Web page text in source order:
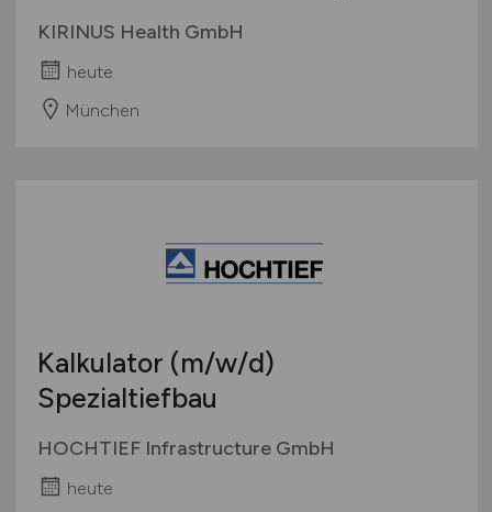
KIRINUS Health GmbH
heute
München
Kalkulator (m/w/d)
Spezialtiefbau
HOCHTIEF Infrastructure GmbH
heute